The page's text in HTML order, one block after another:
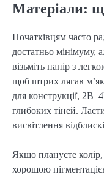
Матеріали:
Початківцям часто
достатньо мінімуму,
візьміть папір з
щоб штрих лягав
для конструкції,
глибоких тіней.
висвітлення
Якщо плануєте колір,
хорошою